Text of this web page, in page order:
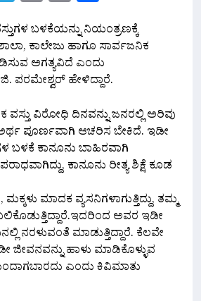
Link
ಬಳಕೆಯನ್ನು ನಿಯಂತ್ರಣಕ್ಕೆ
ಕಾಲೇಜು ಹಾಗೂ ಸಾರ್ವಜನಿಕ
ಅಗತ್ಯವಿದೆ ಎಂದು
ಪರಮೇಶ್ವರ್ ಹೇಳಿದ್ದಾರೆ.‌
ವಸ್ತು ವಿರೋಧಿ ದಿನವನ್ನು ಜನರಲ್ಲಿ ಅರಿವು
ಪೂರ್ಣವಾಗಿ ಆಚರಿಸ ಬೇಕಿದೆ. ಇಡೀ
ಬಳಕೆ ಕಾನೂನು ಬಾಹಿರವಾಗಿ
ಕಾನೂನು ರೀತ್ಯ ಶಿಕ್ಷೆ ಕೂಡ
ಮಾದಕ ವ್ಯಸನಿಗಳಾಗುತ್ತಿದ್ದು, ತಮ್ಮ
ಅವರ ಇಡೀ
ನರಳುವಂತೆ ಮಾಡುತ್ತಿದ್ದಾರೆ. ಕೆಲವೇ
ಜೀವನವನ್ನು ಹಾಳು ಮಾಡಿಕೊಳ್ಳುವ
ಎಂದು ಕಿವಿಮಾತು